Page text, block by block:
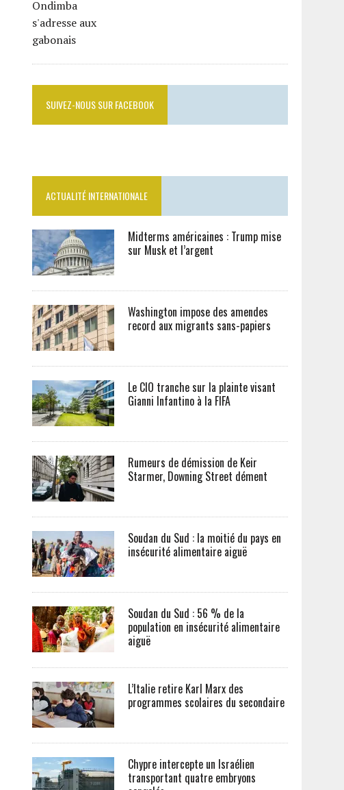
SUIVEZ-NOUS SUR FACEBOOK
ACTUALITÉ INTERNATIONALE
Midterms américaines : Trump mise
sur Musk et l’argent
Washington impose des amendes
record aux migrants sans-papiers
Le CIO tranche sur la plainte visant
Gianni Infantino à la FIFA
Rumeurs de démission de Keir
Starmer, Downing Street dément
Soudan du Sud : la moitié du pays en
insécurité alimentaire aiguë
Soudan du Sud : 56 % de la
population en insécurité alimentaire
aiguë
L’Italie retire Karl Marx des
programmes scolaires du secondaire
Chypre intercepte un Israélien
transportant quatre embryons